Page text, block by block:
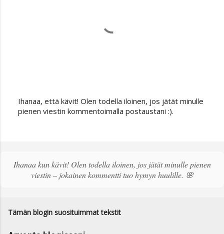
L
ä
k
e
Ihanaa, että kävit! Olen todella iloinen, jos jätät minulle
pienen viestin kommentoimalla postaustani :).
Ihanaa kun kävit! Olen todella iloinen, jos jätät minulle pienen
viestin – jokainen kommentti tuo hymyn huulille. 🌸
Tämän blogin suosituimmat tekstit